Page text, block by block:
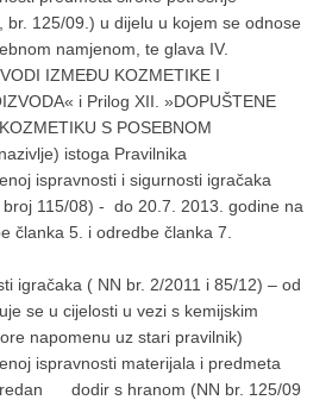
br. 125/09.) u dijelu u kojem se odnose
namjenom, te glava IV.
IZMEĐU KOZMETIKE I
i Prilog XII. »DOPUŠTENE
S POSEBNOM
istoga Pravilnika
ispravnosti i sigurnosti igračaka
broj 115/08) - do 20.7. 2013. godine na
članka 5. i odredbe članka 7.
igračaka ( NN br. 2/2011 i85/12) – od
se u cijelosti u vezi s kemijskim
napomenu uz stari pravilnik)
ispravnosti materijala i predmeta
dodir s hranom (NN br. 125/09